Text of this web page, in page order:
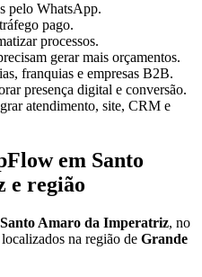
pelo WhatsApp.
pago.
processos.
gerar mais orçamentos.
franquias e empresas B2B.
presença digital e conversão.
atendimento, site, CRM e
em Santo
e região
Santo Amaro da Imperatriz, no
na região de Grande